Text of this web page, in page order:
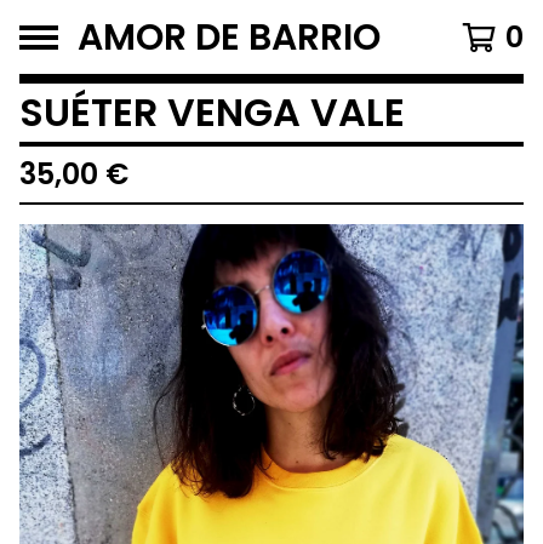
AMOR DE BARRIO 0
SUÉTER VENGA VALE
35,00 €